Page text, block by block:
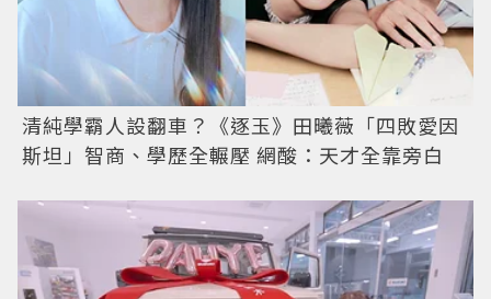
清純學霸人設翻車？《逐玉》田曦薇「四敗愛因
斯坦」智商、學歷全輾壓 網酸：天才全靠旁白